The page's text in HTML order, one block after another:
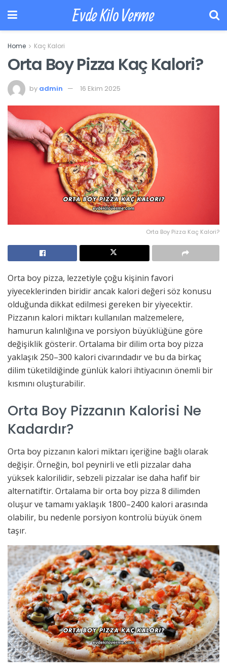
Evde Kilo Verme
Home Kaç Kalori
Orta Boy Pizza Kaç Kalori?
by admin 16 Ekim 2025
Orta Boy Pizza Kaç Kalori?
Orta boy pizza, lezzetiyle çoğu kişinin favori
yiyeceklerinden biridir ancak kalori değeri söz konusu
olduğunda dikkat edilmesi gereken bir yiyecektir.
Pizzanın kalori miktarı kullanılan malzemelere,
hamurun kalınlığına ve porsiyon büyüklüğüne göre
değişiklik gösterir. Ortalama bir dilim orta boy pizza
yaklaşık 250–300 kalori civarındadır ve bu da birkaç
dilim tüketildiğinde günlük kalori ihtiyacının önemli bir
kısmını oluşturabilir.
Orta Boy Pizzanın Kalorisi Ne
Kadardır?
Orta boy pizzanın kalori miktarı içeriğine bağlı olarak
değişir. Örneğin, bol peynirli ve etli pizzalar daha
yüksek kalorilidir, sebzeli pizzalar ise daha hafif bir
alternatiftir. Ortalama bir orta boy pizza 8 dilimden
oluşur ve tamamı yaklaşık 1800–2400 kalori arasında
olabilir, bu nedenle porsiyon kontrolü büyük önem
taşır.